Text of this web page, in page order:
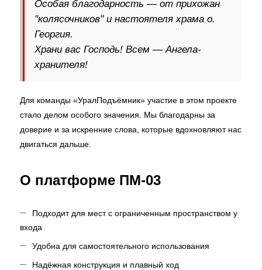
Особая благодарность — от прихожан
"колясочников" и настоятеля храма о.
Георгия.
Храни вас Господь! Всем — Ангела-
хранителя!
Для команды «УралПодъёмник» участие в этом проекте
стало делом особого значения. Мы благодарны за
доверие и за искренние слова, которые вдохновляют нас
двигаться дальше.
О платформе ПМ-03
Подходит для мест с ограниченным пространством у
входа
Удобна для самостоятельного использования
Надёжная конструкция и плавный ход